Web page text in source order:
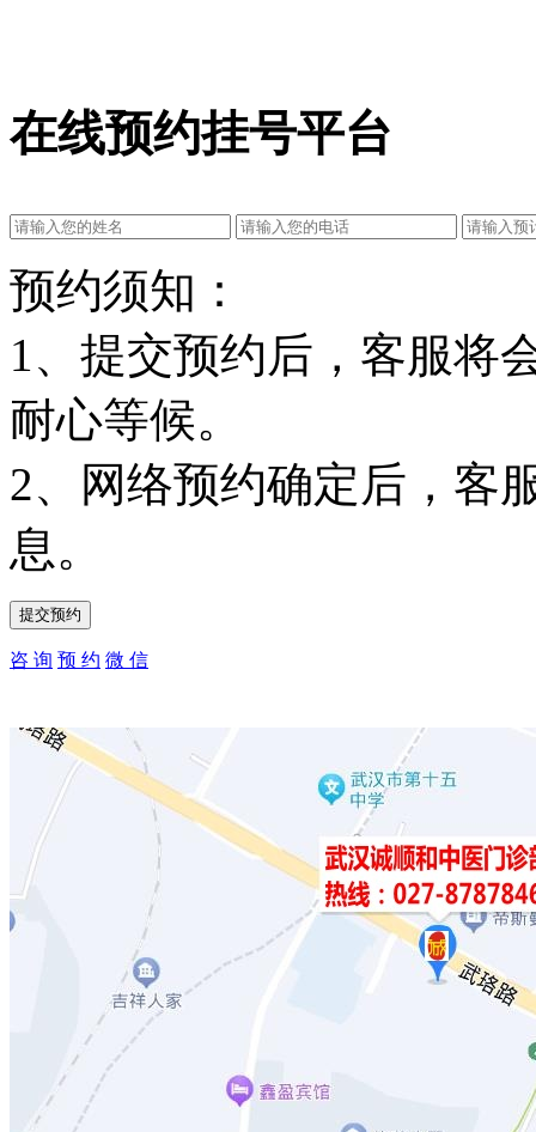
在线预约挂号平台
预约须知：
1、提交预约后，客服将
耐心等候。
2、网络预约确定后，客
息。
咨 询 预 约 微 信